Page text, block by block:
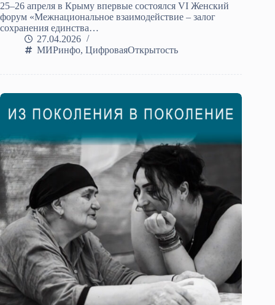
25–26 апреля в Крыму впервые состоялся VI Женский
форум «Межнациональное взаимодействие – залог
сохранения единства…
27.04.2026
МИРинфо, ЦифроваяОткрытость